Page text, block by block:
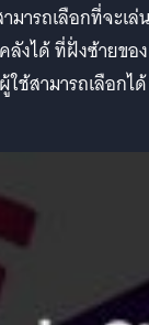
มารถเลือกที่จะเล่น
ลังได้ ที่ฝั่งซ้ายของ
ช้สามารถเลือกได้